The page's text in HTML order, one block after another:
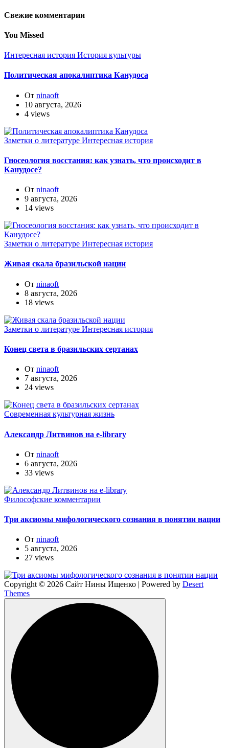
Свежие комментарии
You Missed
Интересная история История культуры
Политическая апокалиптика Канудоса
От ninaoft
10 августа, 2026
4 views
Заметки о литературе Интересная история
Гносеология восстания: как узнать, что происходит в
Канудосе?
От ninaoft
9 августа, 2026
14 views
Заметки о литературе Интересная история
Живая скала бразильской нации
От ninaoft
8 августа, 2026
18 views
Заметки о литературе Интересная история
Конец света в бразильских сертанах
От ninaoft
7 августа, 2026
24 views
Современная культурная жизнь
Александр Литвинов на e-library
От ninaoft
6 августа, 2026
33 views
Философские комментарии
Три аксиомы мифологического сознания в понятии нации
От ninaoft
5 августа, 2026
27 views
Copyright © 2026 Сайт Нины Ищенко | Powered by Desert
Themes